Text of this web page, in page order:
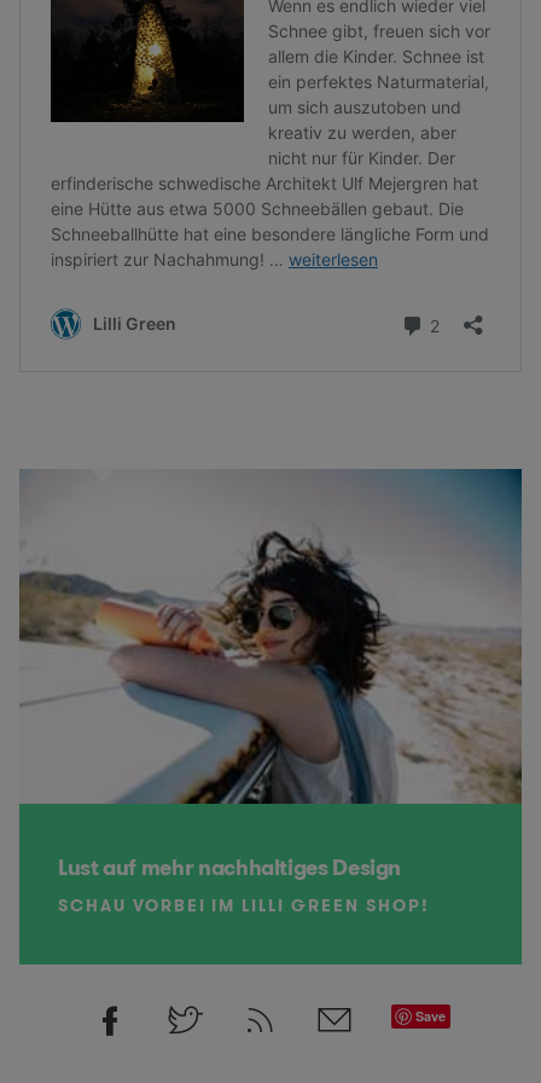
Lust auf mehr nachhaltiges Design
SCHAU VORBEI IM LILLI GREEN SHOP!
Save